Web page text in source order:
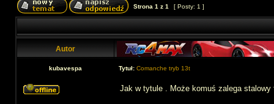
Strona 1 z 1 [ Posty: 1 ]
Autor
kubavespa Tytuł: Comanche tryb 13t
Jak w tytule . Może komuś zalega stalowy